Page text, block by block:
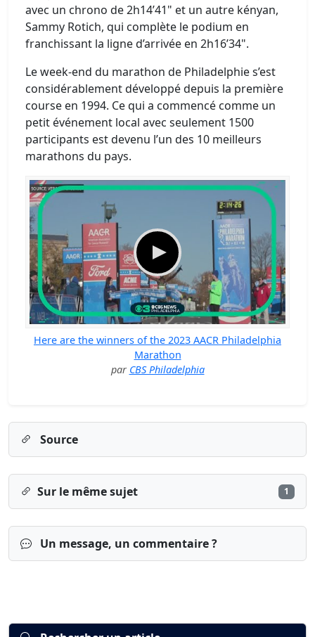
avec un chrono de 2h14’41" et un autre kényan,
Sammy Rotich, qui complète le podium en
franchissant la ligne d’arrivée en 2h16’34".
Le week-end du marathon de Philadelphie s’est
considérablement développé depuis la première
course en 1994. Ce qui a commencé comme un
petit événement local avec seulement 1500
participants est devenu l’un des 10 meilleurs
marathons du pays.
Here are the winners of the 2023 AACR Philadelphia
Marathon
par CBS Philadelphia
Source
Sur le même sujet 1
Un message, un commentaire ?